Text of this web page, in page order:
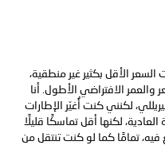
السعر الأقل بكثير غير منطقية،
الافتراضي الأطول. أنا
لكنني كنت أُغيّر الإطارات
لكنها أقل تماسكًا قليلًا
تمامًا كما لو كنت تنتقل من